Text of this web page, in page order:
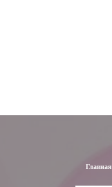
Главная